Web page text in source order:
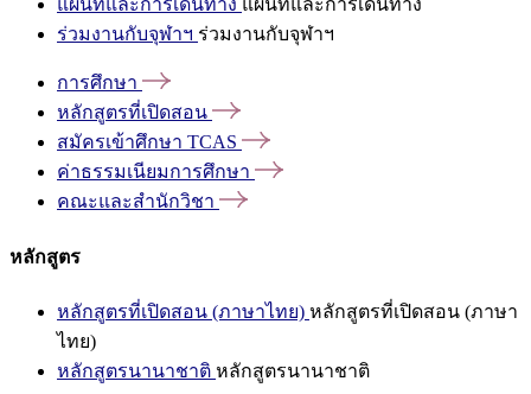
แผนที่และการเดินทาง แผนที่และการเดินทาง
ร่วมงานกับจุฬาฯ ร่วมงานกับจุฬาฯ
การศึกษา
หลักสูตรที่เปิดสอน
สมัครเข้าศึกษา TCAS
ค่าธรรมเนียมการศึกษา
คณะและสำนักวิชา
หลักสูตร
หลักสูตรที่เปิดสอน (ภาษาไทย) หลักสูตรที่เปิดสอน (ภาษา
ไทย)
หลักสูตรนานาชาติ หลักสูตรนานาชาติ